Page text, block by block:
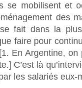
se mobilisent et
des
fait dans la
faire pour
En Argentine, on
C’est là
les salariés eux-